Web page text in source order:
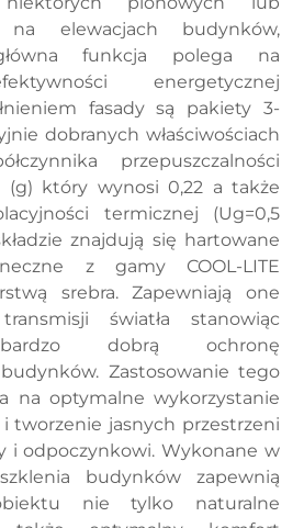
elewacjach budynków,
funkcja polega na
energetycznej
fasady są pakiety 3-
dobranych właściwościach
przepuszczalności
(g) który wynosi 0,22 a także
termicznej (Ug=0,5
znajdują się hartowane
z gamy COOL-LITE
srebra. Zapewniają one
światła stanowiąc
dobrą ochronę
budynków. Zastosowanie tego
na optymalne wykorzystanie
tworzenie jasnych przestrzeni
i odpoczynkowi. Wykonane w
budynków zapewnią
nie tylko naturalne